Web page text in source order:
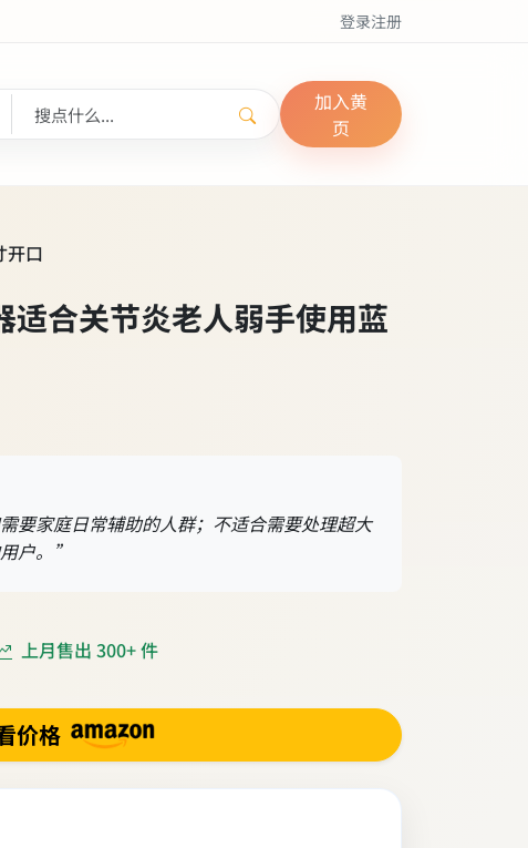
登录注册
加入黄
页
开口
合关节炎老人弱手使用蓝
要家庭日常辅助的人群；不适合需要处理超大
户。”
上月售出 300+ 件
价格